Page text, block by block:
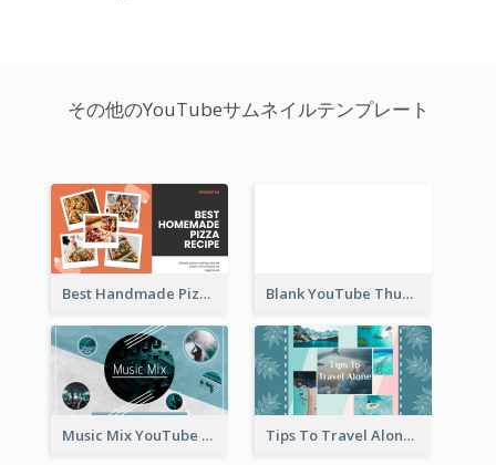
その他のYouTubeサムネイルテンプレート
Best Handmade Pizza Recipe YouTube Thumbnail Blank YouTube Thumbnail
Music Mix YouTube Thumbnail Tips To Travel Alone YouTube Thumbnail